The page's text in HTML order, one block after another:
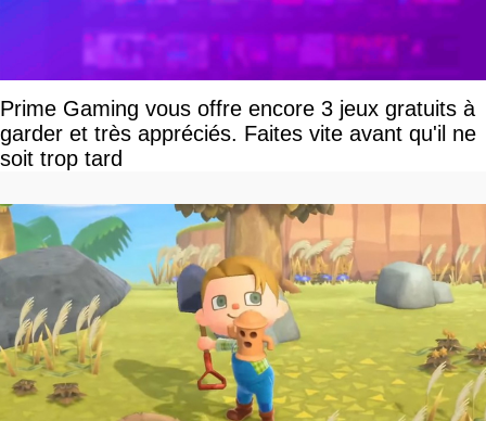
Prime Gaming vous offre encore 3 jeux gratuits à
garder et très appréciés. Faites vite avant qu'il ne
soit trop tard